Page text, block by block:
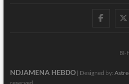
BI-
NDJAMENA HEBDO| Designed by: